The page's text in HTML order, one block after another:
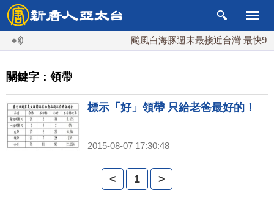
颱風白海豚週末最接近台灣 最快9日
關鍵字：領帶
標示「好」領帶 只給老爸最好的！
2015-08-07 17:30:48
< 1 >